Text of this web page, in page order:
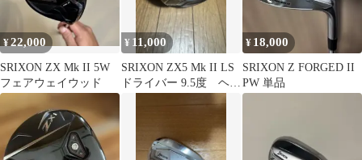
¥22,000
SRIXON ZX Mk II 5W
フェアウェイウッド
¥ 11,000
SRIXON ZX5 Mk II LS
ドライバー 9.5度 ヘッ
¥ 18,000
SRIXON Z FORGED II
PW 単品